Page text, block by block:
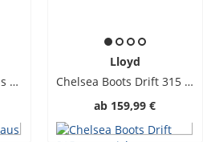
Chukka Boots Drift aus Veloursleder
Lloyd
Chelsea Boots Drift 315 aus weichem Rauleder
ab 159,99 €